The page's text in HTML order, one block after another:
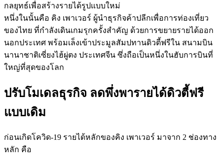
กลยุทธ์เพื่อสร้างรายได้รูปแบบใหม่
หนึ่งในนั้นคือ คิง เพาเวอร์ ผู้นำธุรกิจค้าปลีกเพื่อการท่องเที่ยว
ของไทย ที่กำลังเดินเกมรุกครั้งสำคัญ ด้วยการขยายรายได้ออก
นอกประเทศ พร้อมเล็งเข้าประมูลสัมปทานดิวตี้ฟรีใน สนามบิน
นานาชาติเซี่ยงไฮ้ผู่ตง ประเทศจีน ซึ่งถือเป็นหนึ่งในฮับการบินที่
ใหญ่ที่สุดของโลก
ปรับโมเดลธุรกิจ ลดพึ่งพารายได้ดิวตี้ฟรี
แบบเดิม
ก่อนเกิดโควิด-19 รายได้หลักของคิง เพาเวอร์ มาจาก 2 ช่องทาง
หลัก คือ